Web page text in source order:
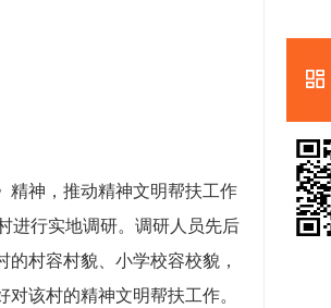
精神，推动精神文明帮扶工作
进行实地调研。调研人员先后
村容村貌、小学校容校貌，
该村的精神文明帮扶工作。